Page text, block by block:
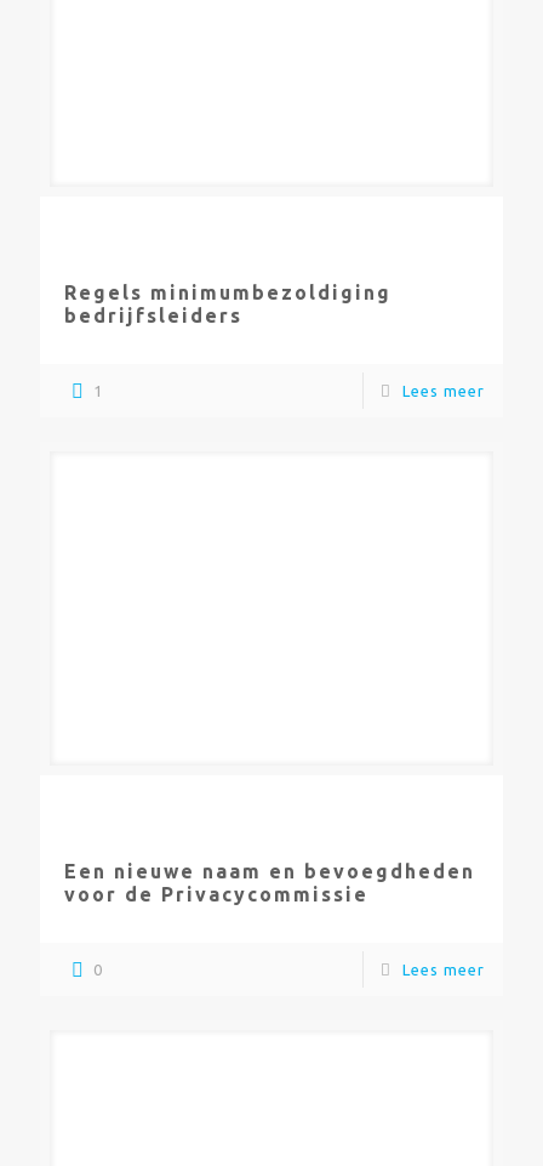
Regels minimumbezoldiging
bedrijfsleiders
1 Lees meer
Een nieuwe naam en bevoegdheden
voor de Privacycommissie
0 Lees meer